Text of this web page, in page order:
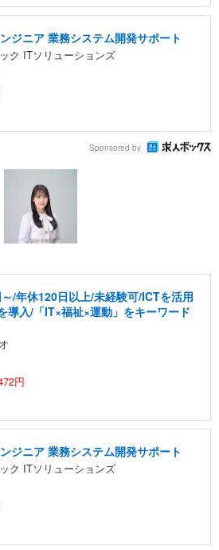
ジニア 業務システム開発サポート
ク ITソリューションズ
Sponsored by
/年休120日以上/未経験可/ICTを活用
導入/「IT×福祉×運動」をキーワード
円
ジニア 業務システム開発サポート
ク ITソリューションズ